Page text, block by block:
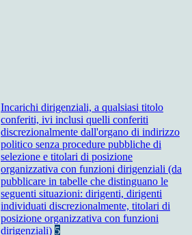
Incarichi dirigenziali, a qualsiasi titolo
conferiti, ivi inclusi quelli conferiti
discrezionalmente dall'organo di indirizzo
politico senza procedure pubbliche di
selezione e titolari di posizione
organizzativa con funzioni dirigenziali (da
pubblicare in tabelle che distinguano le
seguenti situazioni: dirigenti, dirigenti
individuati discrezionalmente, titolari di
posizione organizzativa con funzioni
dirigenziali) 5